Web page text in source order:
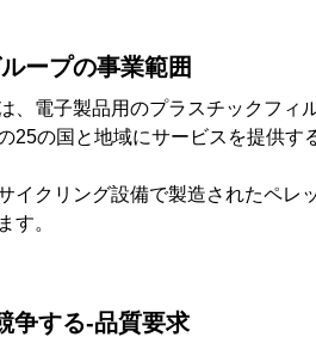
ープの事業範囲
、電子製品用のプラスチックフィ
25の国と地域にサービスを提供す
イクリング設備で製造されたペレ
す。
争する-品質要求